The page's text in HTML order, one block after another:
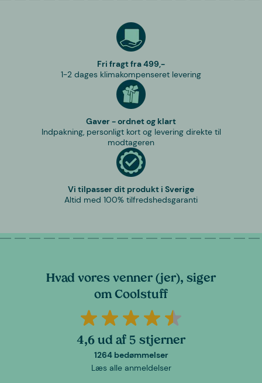
Fri fragt fra 499,-
1-2 dages klimakompenseret levering
Gaver - ordnet og klart
Indpakning, personligt kort og levering direkte til
modtageren
Vi tilpasser dit produkt i Sverige
Altid med 100% tilfredshedsgaranti
Hvad vores venner (jer), siger
om Coolstuff
4,6 ud af 5 stjerner
1264 bedømmelser
Læs alle anmeldelser